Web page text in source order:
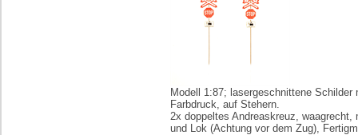
Modell 1:87; lasergeschnittene Schilder
Farbdruck, auf Stehern.
2x doppeltes Andreaskreuz, waagrecht,
und Lok (Achtung vor dem Zug),